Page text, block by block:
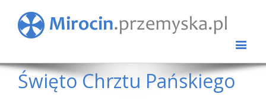
Święto Chrztu Pańskiego